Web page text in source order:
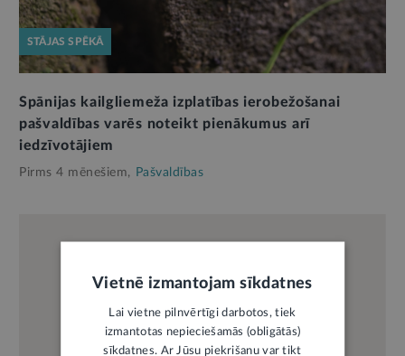
STĀJAS SPĒKĀ
Spānijas kailgliemeža izplatības ierobežošanai
pašvaldības varēs noteikt pienākumus arī
iedzīvotājiem
Pirms 4 mēnešiem, Pašvaldības
Vietnē izmantojam sīkdatnes
Lai vietne pilnvērtīgi darbotos, tiek
izmantotas nepieciešamās (obligātās)
sīkdatnes. Ar Jūsu piekrišanu var tikt